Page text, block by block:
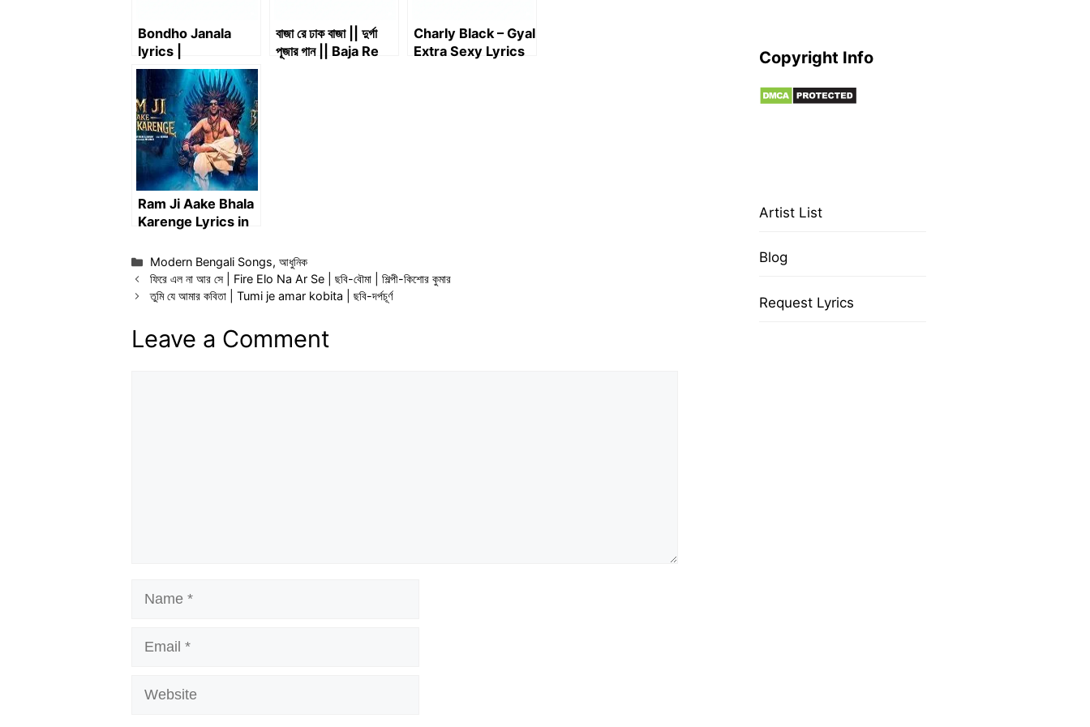
Bondho Janala
lyrics |
Shironamhin | বন্ধ
জানালা – শিরোনামহীন
বাজা রে ঢাক বাজা || দুর্গা
পূজার গান || Baja Re
Charly Black – Gyal
Extra Sexy Lyrics
Ram Ji Aake Bhala
Karenge Lyrics in
জি আকে ভালা করেঙ্গে
Categories
Modern Bengali Songs,আধুনিক
ফিরে এল না আর সে | Fire Elo Na Ar Se | ছবি-বৌমা | শিল্পী-কিশোর কুমার
তুমি যে আমার কবিতা | Tumi je amar kobita | ছবি-দর্পচূর্ণ
Leave a Comment
Name
Email
Website
Copyright Info
Artist List
Blog
Request Lyrics